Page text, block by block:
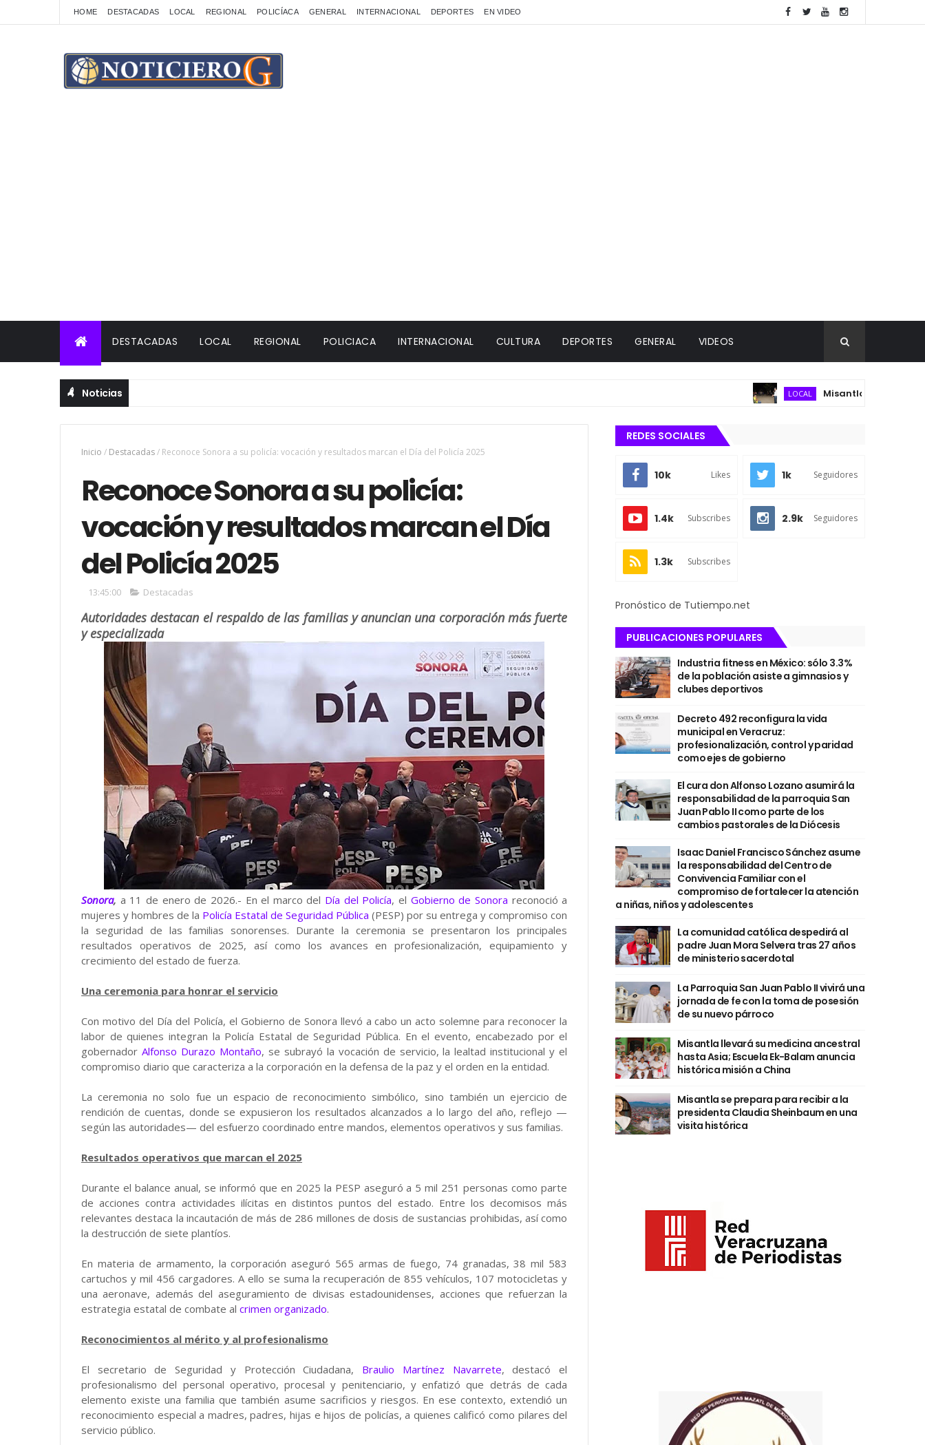
HOME DESTACADAS LOCAL REGIONAL POLICÍACA GENERAL INTERNACIONAL DEPORTES EN VIDEO
DESTACADAS LOCAL REGIONAL POLICIACA INTERNACIONAL CULTURA DEPORTES GENERAL VIDEOS
Noticias LOCAL Misantla fortalece
Inicio / Destacadas/ Reconoce Sonora a su policía: vocación y resultados marcan el Día del Policía 2025
Reconoce Sonora a su policía:
vocación y resultados marcan el Día
del Policía 2025
13:45:00 Destacadas
Autoridades destacan el respaldo de las familias y anuncian una corporación más fuerte
y especializada
Sonora, a 11 de enero de 2026.- En el marco del Día del Policía, el Gobierno de Sonora reconoció a
mujeres y hombres de la Policía Estatal de Seguridad Pública (PESP) por su entrega y compromiso con
la seguridad de las familias sonorenses. Durante la ceremonia se presentaron los principales
resultados operativos de 2025, así como los avances en profesionalización, equipamiento y
crecimiento del estado de fuerza.
Una ceremonia para honrar el servicio
Con motivo del Día del Policía, el Gobierno de Sonora llevó a cabo un acto solemne para reconocer la
labor de quienes integran la Policía Estatal de Seguridad Pública. En el evento, encabezado por el
gobernador Alfonso Durazo Montaño, se subrayó la vocación de servicio, la lealtad institucional y el
compromiso diario que caracteriza a la corporación en la defensa de la paz y el orden en la entidad.
La ceremonia no solo fue un espacio de reconocimiento simbólico, sino también un ejercicio de
rendición de cuentas, donde se expusieron los resultados alcanzados a lo largo del año, reflejo —
según las autoridades— del esfuerzo coordinado entre mandos, elementos operativos y sus familias.
Resultados operativos que marcan el 2025
Durante el balance anual, se informó que en 2025 la PESP aseguró a 5 mil 251 personas como parte
de acciones contra actividades ilícitas en distintos puntos del estado. Entre los decomisos más
relevantes destaca la incautación de más de 286 millones de dosis de sustancias prohibidas, así como
la destrucción de siete plantíos.
En materia de armamento, la corporación aseguró 565 armas de fuego, 74 granadas, 38 mil 583
cartuchos y mil 456 cargadores. A ello se suma la recuperación de 855 vehículos, 107 motocicletas y
una aeronave, además del aseguramiento de divisas estadounidenses, acciones que refuerzan la
estrategia estatal de combate al crimen organizado.
Reconocimientos al mérito y al profesionalismo
El secretario de Seguridad y Protección Ciudadana, Braulio Martínez Navarrete, destacó el
profesionalismo del personal operativo, procesal y penitenciario, y enfatizó que detrás de cada
elemento existe una familia que también asume sacrificios y riesgos. En ese contexto, extendió un
reconocimiento especial a madres, padres, hijas e hijos de policías, a quienes calificó como pilares del
servicio público.
REDES SOCIALES
10k Likes 1k Seguidores
1.4k Subscribes 2.9k Seguidores
1.3k Subscribes
Pronóstico de Tutiempo.net
PUBLICACIONES POPULARES
Industria fitness en México: sólo 3.3%
de la población asiste a gimnasios y
clubes deportivos
Decreto 492 reconfigura la vida
municipal en Veracruz:
profesionalización, control y paridad
como ejes de gobierno
El cura don Alfonso Lozano asumirá la
responsabilidad de la parroquia San
Juan Pablo II como parte de los
cambios pastorales de la Diócesis
Isaac Daniel Francisco Sánchez asume
la responsabilidad del Centro de
Convivencia Familiar con el
compromiso de fortalecer la atención
a niñas, niños y adolescentes
La comunidad católica despedirá al
padre Juan Mora Selvera tras 27 años
de ministerio sacerdotal
La Parroquia San Juan Pablo II vivirá una
jornada de fe con la toma de posesión
de su nuevo párroco
Misantla llevará su medicina ancestral
hasta Asia; Escuela Ek-Balam anuncia
histórica misión a China
Misantla se prepara para recibir a la
presidenta Claudia Sheinbaum en una
visita histórica